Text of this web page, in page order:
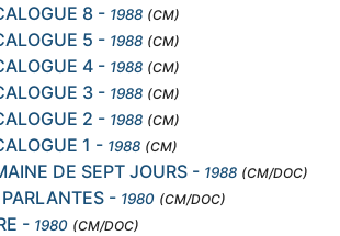
8 - 1988 (CM)
5 - 1988 (CM)
4 - 1988 (CM)
3 - 1988 (CM)
2 - 1988 (CM)
1 - 1988 (CM)
DE SEPT JOURS - 1988 (CM/DOC)
- 1980 (CM/DOC)
- 1980 (CM/DOC)